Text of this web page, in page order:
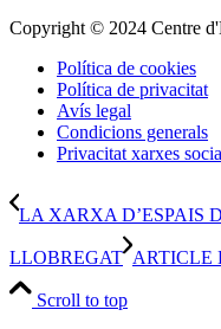
Copyright © 2024 Centre
Política de cookies
Política de privacitat
Avís legal
Condicions generals
Privacitat xarxes
LA XARXA D’ESPAIS
LLOBREGAT ARTICLE
Scroll to top